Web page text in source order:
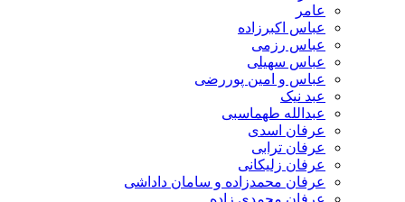
عامر
عباس اکبرزاده
عباس رزمی
عباس سهیلی
عباس و امین پوررضی
عبد نیک
عبدالله طهماسبی‎
عرفان اسدی
عرفان ترابی
عرفان زلیکانی
عرفان محمدزاده و سامان داداشی
عرفان محمدی زاده